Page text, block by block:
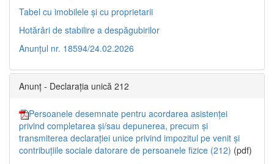
Tabel cu imobilele și cu proprietarii
Hotărâri de stabilire a despăgubirilor
Anunțul nr. 18594/24.02.2026
Anunț - Declarația unică 212
Persoanele desemnate pentru acordarea asistenței
privind completarea și/sau depunerea, precum și
transmiterea declarației unice privind impozitul pe venit și
contribuțiile sociale datorare de persoanele fizice (212) (pdf)